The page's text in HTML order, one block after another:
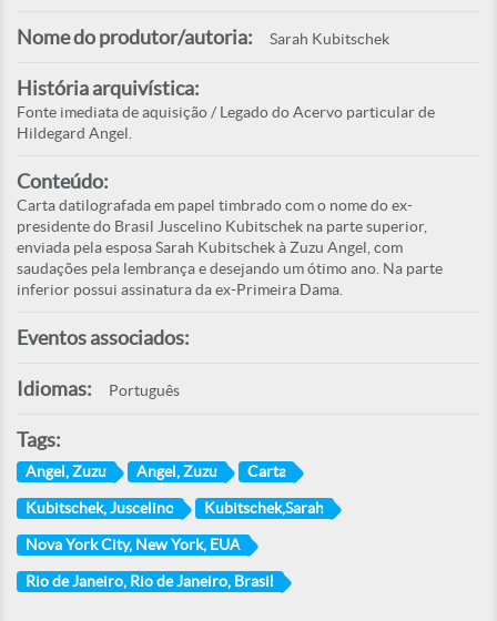
Nome do produtor/autoria: Sarah Kubitschek
História arquivística:
Fonte imediata de aquisição / Legado do Acervo particular de
Hildegard Angel.
Conteúdo:
Carta datilografada em papel timbrado com o nome do ex-
presidente do Brasil Juscelino Kubitschek na parte superior,
enviada pela esposa Sarah Kubitschek à Zuzu Angel, com
saudações pela lembrança e desejando um ótimo ano. Na parte
inferior possui assinatura da ex-Primeira Dama.
Eventos associados:
Idiomas: Português
Tags:
Angel, Zuzu Angel, Zuzu Carta
Kubitschek, Juscelino Kubitschek,Sarah
Nova York City, New York, EUA
Rio de Janeiro, Rio de Janeiro, Brasil